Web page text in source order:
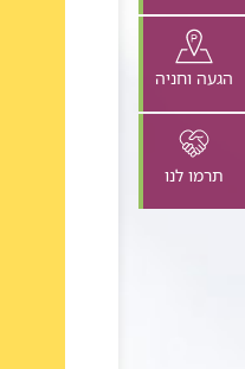
הגעה וחניה
תרמו לנו